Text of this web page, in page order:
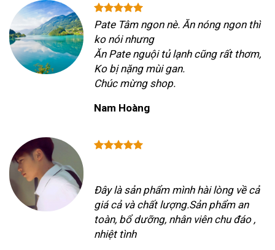
Pate Tâm ngon nè. Ăn nóng ngon thì
ko nói nhưng
Ăn Pate nguội tủ lạnh cũng rất thơm,
Ko bị nặng mùi gan.
Chúc mừng shop.
Nam Hoàng
Đây là sản phẩm mình hài lòng về cả
giá cả và chất lượng.Sản phẩm an
toàn, bổ dưỡng, nhân viên chu đáo ,
nhiệt tình